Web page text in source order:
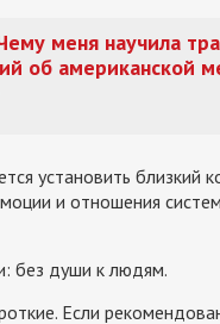
меня научила
об американской
установить близкий
и отношения
без души к людям.
Если